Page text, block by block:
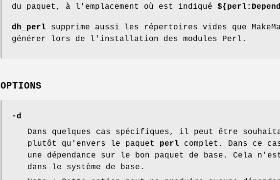
du paquet, à l'emplacement où est indiqué
dh_perl supprime aussi les répertoires vides que
générer lors de l'installation des modules Perl.
OPTIONS
-d
Dans quelques cas spécifiques, il peut être
plutôt qu'envers le paquet perl complet. Dans ce
une dépendance sur le bon paquet de base. Cela
dans le système de base.